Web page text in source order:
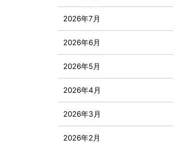
2026年7月
2026年6月
2026年5月
2026年4月
2026年3月
2026年2月